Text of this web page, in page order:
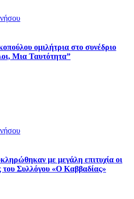
ομιλήτρια στο συνέδριο
Μια Ταυτότητα”
με μεγάλη επιτυχία οι
του Συλλόγου «Ο Καββαδίας»